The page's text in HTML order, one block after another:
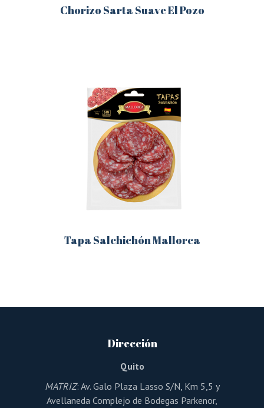
Chorizo Sarta Suave El Pozo
opciones
se
pueden
elegir
en
la
página
de
producto
Tapa Salchichón Mallorca
Las
elegir
la
página
de
producto
Dirección
Quito
MATRIZ: Av. Galo Plaza Lasso S/N, Km 5,5 y
Avellaneda Complejo de Bodegas Parkenor,